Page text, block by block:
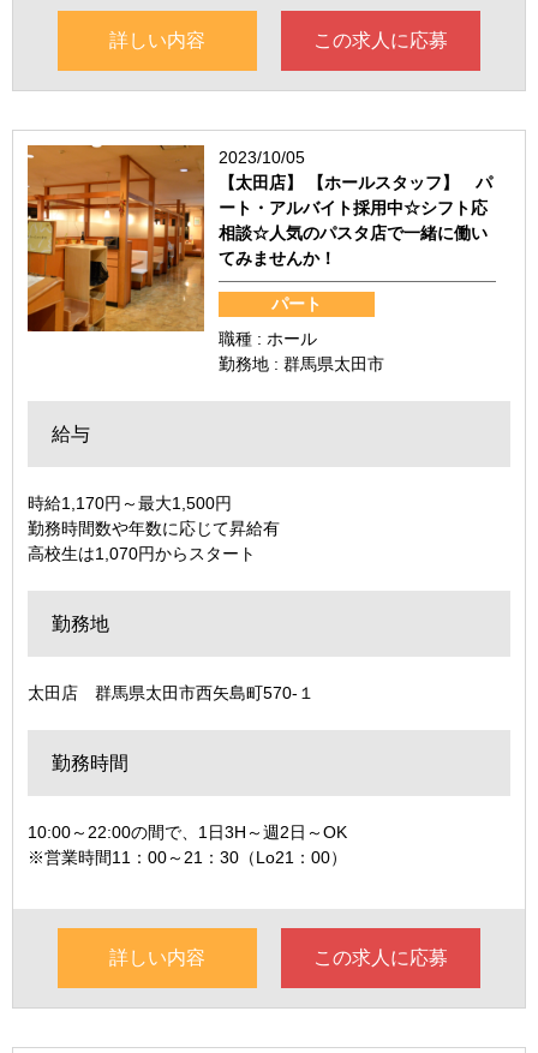
詳しい内容 この求人に応募
2023/10/05
【太田店】 【ホールスタッフ】 パ
ート・アルバイト採用中☆シフト応
相談☆人気のパスタ店で一緒に働い
てみませんか！
パート
職種 : ホール
勤務地 : 群馬県太田市
給与
時給1,170円～最大1,500円
勤務時間数や年数に応じて昇給有
高校生は1,070円からスタート
勤務地
太田店 群馬県太田市西矢島町570‐１
勤務時間
10:00～22:00の間で、1日3H～週2日～OK
※営業時間11：00～21：30（Lo21：00）
詳しい内容 この求人に応募